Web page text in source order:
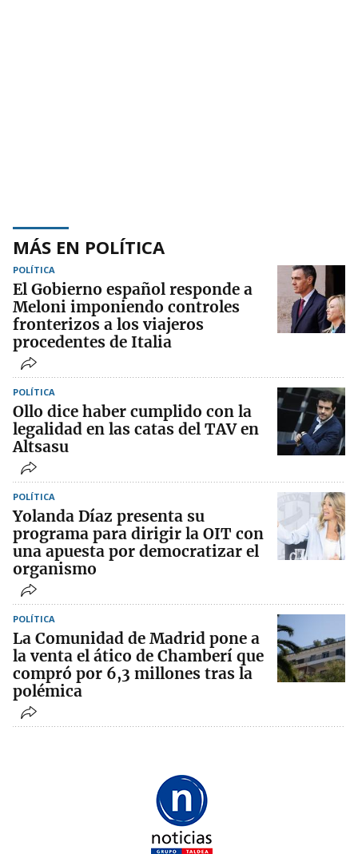
MÁS EN POLÍTICA
POLÍTICA
El Gobierno español responde a
Meloni imponiendo controles
fronterizos a los viajeros
procedentes de Italia
POLÍTICA
Ollo dice haber cumplido con la
legalidad en las catas del TAV en
Altsasu
POLÍTICA
Yolanda Díaz presenta su
programa para dirigir la OIT con
una apuesta por democratizar el
organismo
POLÍTICA
La Comunidad de Madrid pone a
la venta el ático de Chamberí que
compró por 6,3 millones tras la
polémica